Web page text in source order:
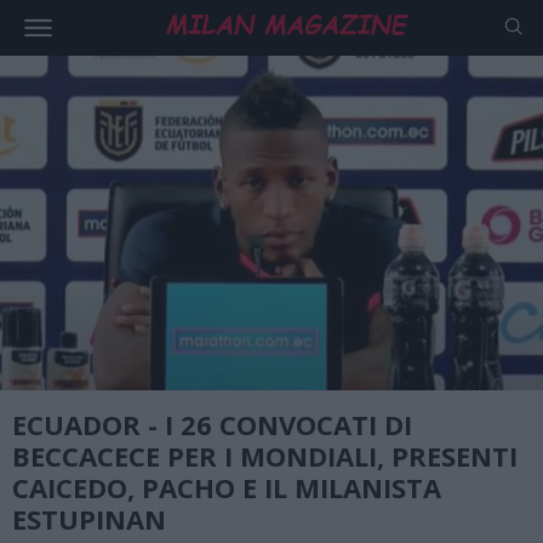
ECUADOR - I 26 CONVOCATI DI
BECCACECE PER I MONDIALI, PRESENTI
CAICEDO, PACHO E IL MILANISTA
ESTUPINAN